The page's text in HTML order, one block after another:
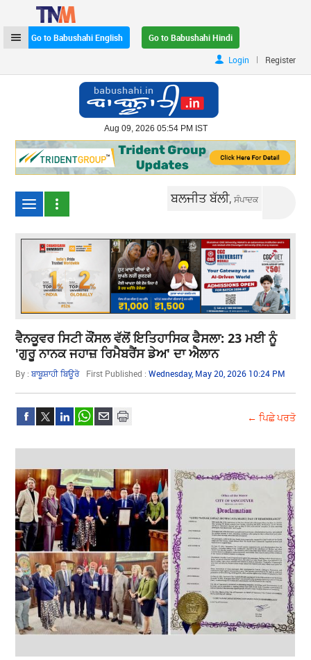
Go to Babushahi English
Go to Babushahi Hindi
Login
| Register
Aug 09, 2026 05:54 PM IST
ਬਲਜੀਤ ਬੱਲੀ,ਸੰਪਾਦਕ
ਵੈਨਕੂਵਰ ਸਿਟੀ ਕੌਂਸਲ ਵੱਲੋਂ ਇਤਿਹਾਸਿਕ ਫੈਸਲਾ: 23 ਮਈ ਨੂੰ
'ਗੁਰੂ ਨਾਨਕ ਜਹਾਜ਼ ਰਿਮੈਬਰੈਂਸ ਡੇਅ' ਦਾ ਐਲਾਨ
By :ਬਾਬੂਸ਼ਾਹੀ ਬਿਊਰੋ First Published :Wednesday, May 20, 2026 10:24 PM
← ਪਿਛੇ ਪਰਤੋ